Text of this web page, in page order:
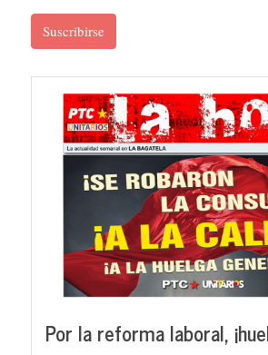
Suscribirse
Por la reforma laboral,